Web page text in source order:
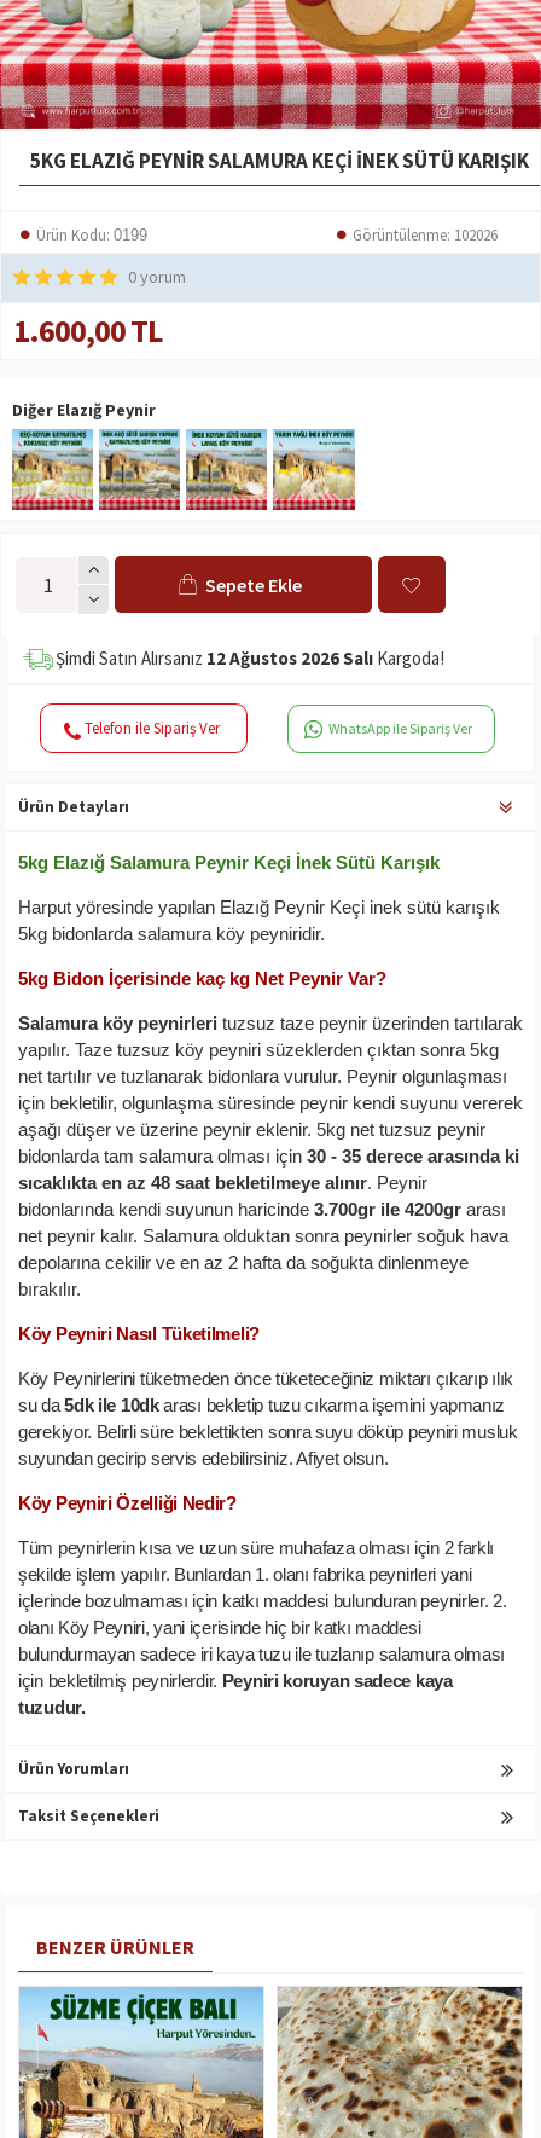
5KG ELAZIĞ PEYNIR SALAMURA KEÇI İNEK SÜTÜ KARIŞIK
Ürün Kodu: 0199 Görüntülenme: 102026
0 yorum
1.600,00 TL
Diğer Elazığ Peynir
Sepete Ekle
Şimdi Satın Alırsanız 12 Ağustos 2026 Salı Kargoda!
Telefon ile Sipariş Ver WhatsApp ile Sipariş Ver
Ürün Detayları
5kg Elazığ Salamura Peynir Keçi İnek Sütü Karışık
Harput yöresinde yapılan Elazığ Peynir Keçi inek sütü karışık
5kg bidonlarda salamura köy peyniridir.
5kg Bidon İçerisinde kaç kg Net Peynir Var?
Salamura köy peynirleri tuzsuz taze peynir üzerinden tartılarak
yapılır. Taze tuzsuz köy peyniri süzeklerden çıktan sonra 5kg
net tartılır ve tuzlanarak bidonlara vurulur. Peynir olgunlaşması
için bekletilir, olgunlaşma süresinde peynir kendi suyunu vererek
aşağı düşer ve üzerine peynir eklenir. 5kg net tuzsuz peynir
bidonlarda tam salamura olması için 30 - 35 derece arasında ki
sıcaklıkta en az 48 saat bekletilmeye alınır. Peynir
bidonlarında kendi suyunun haricinde 3.700gr ile 4200gr arası
net peynir kalır. Salamura olduktan sonra peynirler soğuk hava
depolarına cekilir ve en az 2 hafta da soğukta dinlenmeye
bırakılır.
Köy Peyniri Nasıl Tüketilmeli?
Köy Peynirlerini tüketmeden önce tüketeceğiniz miktarı çıkarıp ılık
su da5dk ile 10dkarası bekletip tuzu cıkarma işemini yapmanız
gerekiyor. Belirli süre beklettikten sonra suyu döküp peyniri musluk
suyundan gecirip servis edebilirsiniz. Afiyet olsun.
Köy Peyniri Özelliği Nedir?
Tüm peynirlerin kısa ve uzun süre muhafaza olması için 2 farklı
şekilde işlem yapılır. Bunlardan 1. olanı fabrika peynirleri yani
içlerinde bozulmaması için katkı maddesi bulunduran peynirler. 2.
olanı Köy Peyniri, yani içerisinde hiç bir katkı maddesi
bulundurmayan sadece iri kaya tuzu ile tuzlanıp salamura olması
için bekletilmiş peynirlerdir. Peyniri koruyan sadece kaya
tuzudur.
Ürün Yorumları
Taksit Seçenekleri
BENZER ÜRÜNLER